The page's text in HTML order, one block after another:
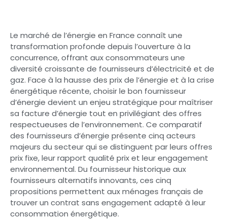
Le marché de l’énergie en France connaît une
transformation profonde depuis l’ouverture à la
concurrence, offrant aux consommateurs une
diversité croissante de fournisseurs d’électricité et de
gaz. Face à la hausse des prix de l’énergie et à la crise
énergétique récente, choisir le bon fournisseur
d’énergie devient un enjeu stratégique pour maîtriser
sa facture d’énergie tout en privilégiant des offres
respectueuses de l’environnement. Ce comparatif
des fournisseurs d’énergie présente cinq acteurs
majeurs du secteur qui se distinguent par leurs offres
prix fixe, leur rapport qualité prix et leur engagement
environnemental. Du fournisseur historique aux
fournisseurs alternatifs innovants, ces cinq
propositions permettent aux ménages français de
trouver un contrat sans engagement adapté à leur
consommation énergétique.